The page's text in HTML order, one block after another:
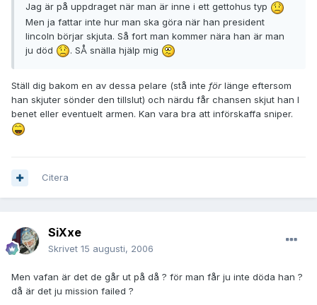
Jag är på uppdraget när man är inne i ett gettohus typ
Men ja fattar inte hur man ska göra när han president
lincoln börjar skjuta. Så fort man kommer nära han är man
ju död
. SÅ snälla hjälp mig
Ställ dig bakom en av dessa pelare (stå inte för länge eftersom
han skjuter sönder den tillslut) och närdu får chansen skjut han I
benet eller eventuelt armen. Kan vara bra att införskaffa sniper.
Citera
SiXxe
Skrivet 15 augusti, 2006
Men vafan är det de går ut på då ? för man får ju inte döda han ?
då är det ju mission failed ?